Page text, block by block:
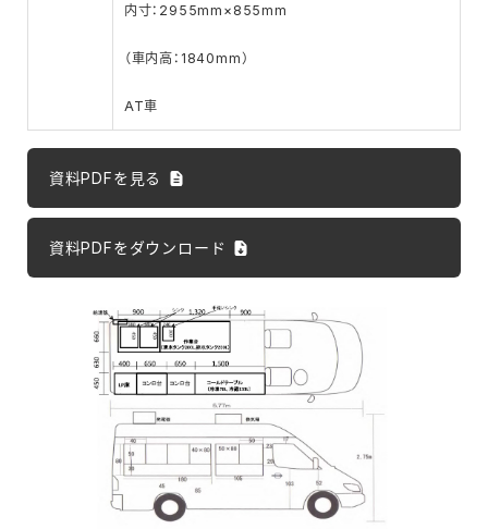
内寸：2955mm×855mm
（車内高：1840mm）
AT車
資料PDFを見る
資料PDFをダウンロード